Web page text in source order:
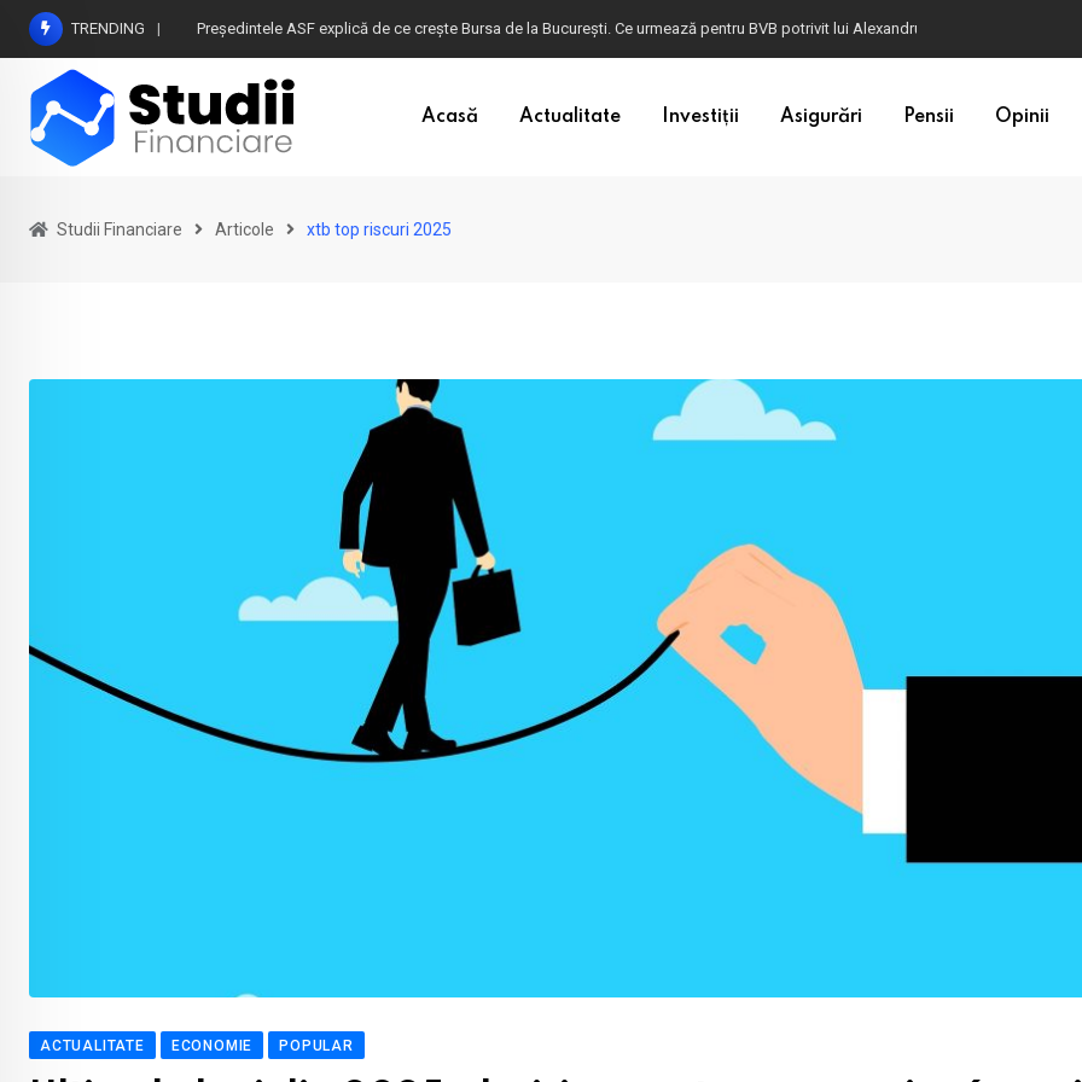
Skip
content
TRENDING Președintele ASF explică de ce crește Bursa de la București. Ce urmează pentru BVB potrivit lui Alexandru Petrescu
Acasă Actualitate Investiții Asigurări Pensii Opinii
Studii Financiare Articole xtb top riscuri 2025
ACTUALITATE ECONOMIE POPULAR